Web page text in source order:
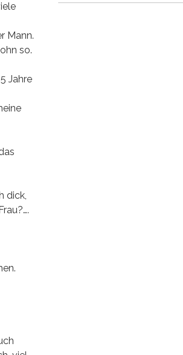
Mann.
so.
Jahre
dick,